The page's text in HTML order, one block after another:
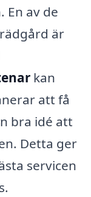
En av de
är
kan
att få
bra idé att
Detta ger
servicen